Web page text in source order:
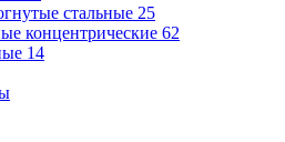
стальные 25
концентрические 62
14